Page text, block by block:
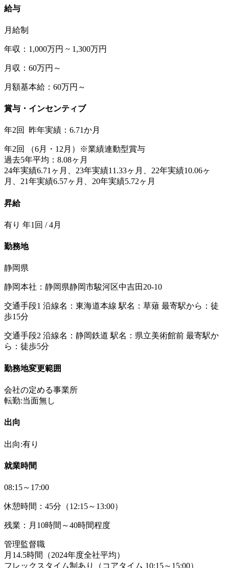
給与
月給制
年収：1,000万円 ~ 1,300万円
月収：60万円～
月額基本給：60万円～
賞与・インセンティブ
年2回 昨年実績：6.71か月
年2回 （6月・12月）※業績連動型賞与
過去5年平均：8.08ヶ月
24年実績6.71ヶ月、23年実績11.33ヶ月、22年実績10.06ヶ
月、21年実績6.57ヶ月、20年実績5.72ヶ月
昇給
有り 年1回 / 4月
勤務地
静岡県
静岡本社：静岡県静岡市駿河区中吉田20-10
交通手段1 沿線名：東海道本線 駅名：草薙 最寄駅から：徒
歩15分
交通手段2 沿線名：静岡鉄道 駅名：県立美術館前 最寄駅か
ら：徒歩5分
勤務地変更範囲
会社の定める事業所
転勤:当面無し
出向
出向:有り
就業時間
08:15～17:00
休憩時間：45分（12:15～13:00）
残業：月10時間～40時間程度
管理監督職
月14.5時間（2024年度全社平均）
フレックスタイム制あり（コアタイム 10:15～15:00）